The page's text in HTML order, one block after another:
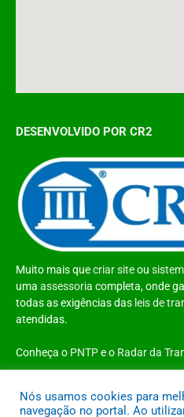
DESENVOLVIDO POR CR2
Muito mais quecriar siteou
uma assessoria completa, onde
todas as exigências das leis de
atendidas.
Conheça o PNTPe o Radar da
Nós usamos cookies para
navegação no portal. Ao